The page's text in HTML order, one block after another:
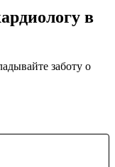
в
заботу о